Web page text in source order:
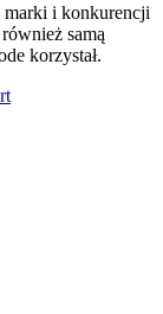
i konkurencji
samą
korzystał.